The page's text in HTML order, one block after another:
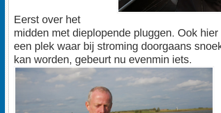
Eerst over het
midden met dieplopende pluggen. Ook
een plek waar bij stroming doorgaans
kan worden, gebeurt nu evenmin iets.